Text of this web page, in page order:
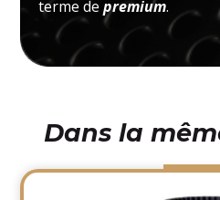
terme depremium.
Dans la